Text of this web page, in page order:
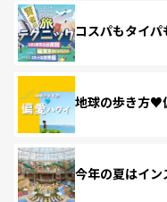
コスパもタイ
地球の歩き方♥
今年の夏はイン